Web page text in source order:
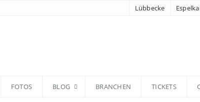
Lübbecke
FOTOS BLOG BRANCHEN TICKETS